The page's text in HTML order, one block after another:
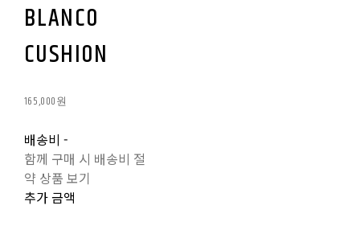
BLANCO
CUSHION
165,000원
배송비 -
함께 구매 시 배송비 절
약 상품 보기
추가 금액